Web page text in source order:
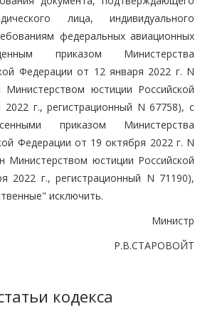
лица, индивидуального
федеральных авиационных
приказом Министерства
Федерации от 12 января 2022 г. N
Министерством юстиции Российской
г., регистрационный N 67758), с
приказом Министерства
Федерации от 19 октября 2022 г. N
Министерством юстиции Российской
2022 г., регистрационный N 71190),
исключить.
Министр
Р.В.СТАРОВОЙТ
кодекса